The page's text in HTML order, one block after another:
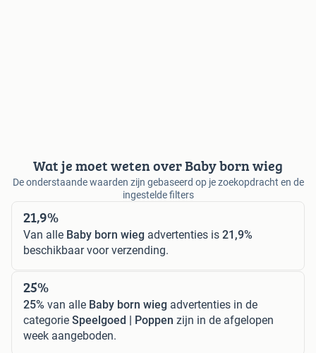
Wat je moet weten over Baby born wieg
De onderstaande waarden zijn gebaseerd op je zoekopdracht en de
ingestelde filters
21,9%
Van alle Baby born wieg advertenties is 21,9%
beschikbaar voor verzending.
25%
25% van alle Baby born wieg advertenties in de
categorie Speelgoed | Poppen zijn in de afgelopen
week aangeboden.